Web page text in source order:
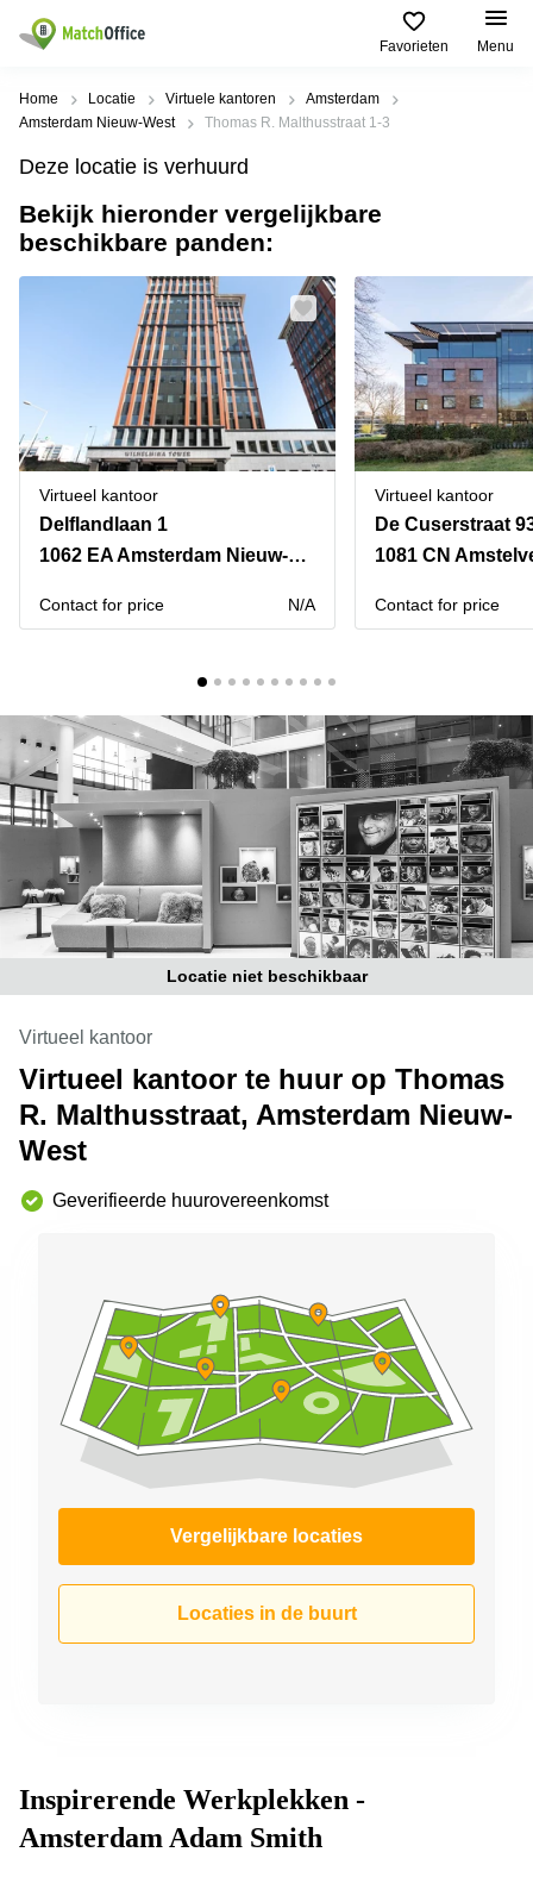
Favorieten Menu
Huren / Verhuren
Productpagina's
Kantoorruimten
Business
Vergaderruimten
Virtueel
Kantoor
Bedrijfsruimte
Populaire
Steden
Alkmaar
op
Zoom
Amersfoort
Breda
Hengelo
Hilversum
Rotterdam
Tiel
Tilburg
Zwolle
Amsterdam
Westpoort
Populaire
zoekopdrachten
Kantoorruimte
in Breda
Kantoor
huren
Tiel
Kantoor
huren
Reeuwijk
Business
center
Amsterdam
Westpoort
Business
center
Hilversum
Business
center
Haag
space
Arnhem
Kantoorruimte
in Arnhem
Coworking
space
Coworking
Haarlem
Kantoor
Huren
Nijmegen
Help
Over ons
Voeg je kantoorruimte toe
Home Locatie Virtuele kantoren
Amsterdam
Amsterdam Nieuw-West
Thomas R. Malthusstraat 1-3
Deze locatie is verhuurd
Bekijk hieronder vergelijkbare
beschikbare panden:
Virtueel kantoor
Delflandlaan 1
1062 EA Amsterdam Nieuw-West
Contact for price N/A
Virtueel kantoor
1081 CN
Contact for price
Locatie niet beschikbaar
Virtueel kantoor
Virtueel kantoor te huur op Thomas
R. Malthusstraat, Amsterdam Nieuw-
West
Geverifieerde huurovereenkomst
Vergelijkbare locaties
Locaties in de buurt
Inspirerende Werkplekken -
Amsterdam Adam Smith